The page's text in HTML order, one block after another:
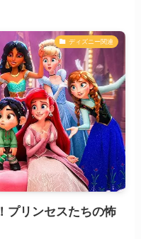
ディズニー関連
プリンセスたちの怖